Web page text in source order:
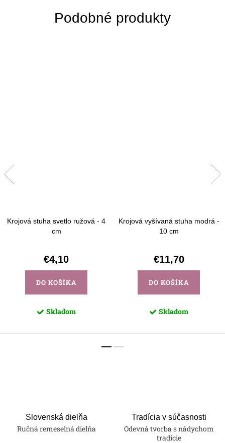
Krojová stuha svetlo ružová - 4
cm
€4,10
DO KOŠÍKA
Skladom
Krojová vyšívaná stuha modrá -
10 cm
€11,70
DO KOŠÍKA
Skladom
Slovenská dielňa
Ručná remeselná dielňa
Tradícia v súčasnosti
Odevná tvorba s nádychom
tradície